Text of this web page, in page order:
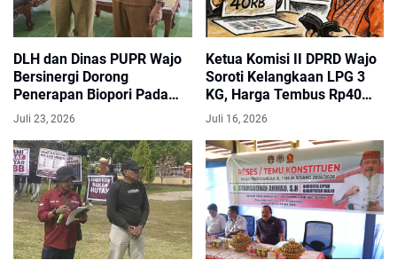
DLH dan Dinas PUPR Wajo
Bersinergi Dorong
Penerapan Biopori Pada
Setiap Perencanaan
Bangunan
Juli 23, 2026
Ketua Komisi II DPRD Wajo
Soroti Kelangkaan LPG 3
KG, Harga Tembus Rp40
Ribu. LIRA : Jangan Tunggu
Viral Baru Bergerak
Juli 16, 2026